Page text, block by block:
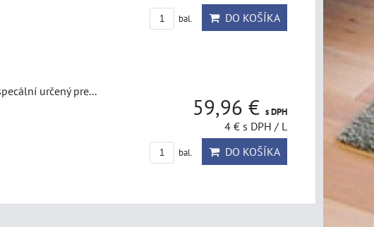
bal. DO KOŠÍKA
určený pre...
59,96 € s DPH
4 € s DPH / L
bal. DO KOŠÍKA